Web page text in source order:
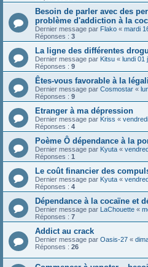
Besoin de parler avec des
problème d'addiction à la
Dernier message par Flako « mardi
Réponses : 3
La ligne des différentes
Dernier message par Kitsu « lundi 01
Réponses : 9
Êtes-vous favorable à la
Dernier message par Cosmostar «
Réponses : 9
Etranger à ma dépression
Dernier message par Kriss «
Réponses : 4
Poème Ô dépendance à la
Dernier message par Kyuta «
Réponses : 1
Le coût financier des
Dernier message par Kyuta «
Réponses : 4
Dépendance à la cocaïne et
Dernier message par LaChouette «
Réponses : 7
Addict au crack
Dernier message par Oasis-27 «
Réponses : 26